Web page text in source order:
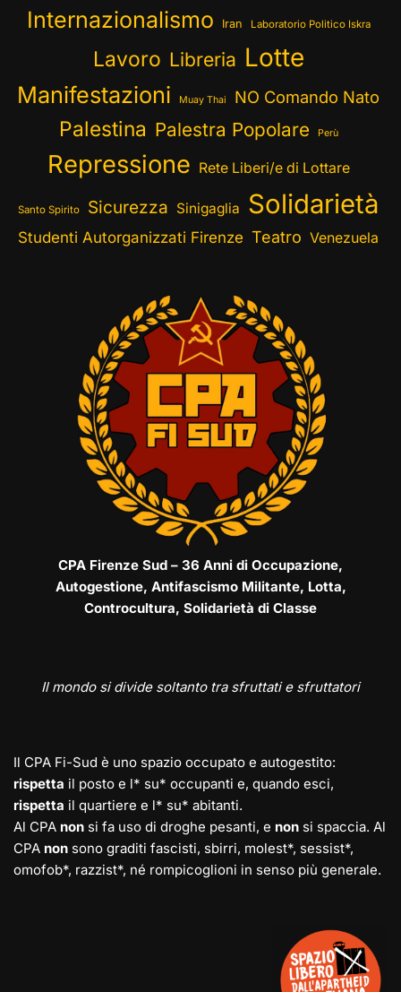
Internazionalismo Iran Laboratorio Politico Iskra
Lavoro Libreria Lotte
Manifestazioni Muay Thai NO Comando Nato
Palestina Palestra Popolare Perù
Repressione Rete Liberi/e di Lottare
Santo Spirito Sicurezza Sinigaglia Solidarietà
Studenti Autorganizzati Firenze Teatro Venezuela
CPA Firenze Sud – 36 Anni di Occupazione,
Autogestione, Antifascismo Militante, Lotta,
Controcultura, Solidarietà di Classe
Il mondo si divide soltanto tra sfruttati e sfruttatori
Il CPA Fi-Sud è uno spazio occupato e autogestito:
rispetta il posto e l* su* occupanti e, quando esci,
rispetta il quartiere e l* su* abitanti.
Al CPA non si fa uso di droghe pesanti, e non si spaccia. Al
CPA non sono graditi fascisti, sbirri, molest*, sessist*,
omofob*, razzist*, né rompicoglioni in senso più generale.